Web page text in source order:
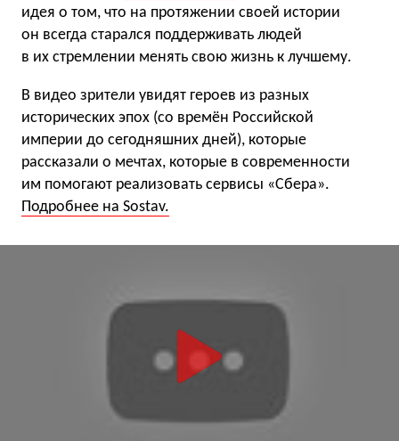
идея о том, что на протяжении своей истории
он всегда старался поддерживать людей
в их стремлении менять свою жизнь к лучшему.
В видео зрители увидят героев из разных
исторических эпох (со времён Российской
империи до сегодняшних дней), которые
рассказали о мечтах, которые в современности
им помогают реализовать сервисы «Сбера».
Подробнее на Sostav.